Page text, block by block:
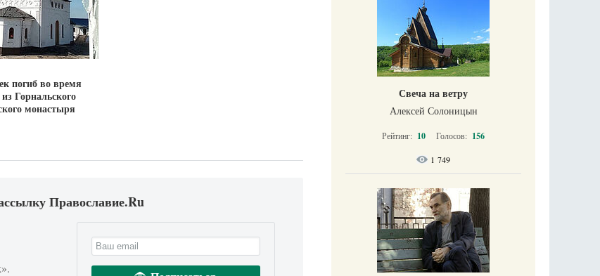
погиб во время
Горнальского
монастыря
Православие.Ru
Свеча на ветру
Алексей Солоницын
Рейтинг: 10 Голосов: 156
1 749